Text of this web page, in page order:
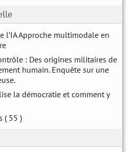
l’IA Approche multimodale en
: Des origines militaires de
humain. Enquête sur une
la démocratie et comment y
( 55 )